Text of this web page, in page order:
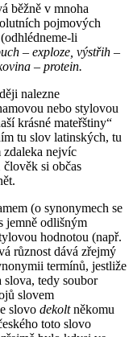
běžně v mnoha
pojmových
li
– exploze, výstřih –
– protein.
nalezne
nebo stylovou
krásné mateřštiny“
tu slov latinských, tu
zdaleka nejvíc
si občas
(o synonymech se
jemně odlišným
hodnotou (např.
různost dává zřejmý
termínů, jestliže
tedy soubor
slovem
slovo dekoltněkomu
toto slovo